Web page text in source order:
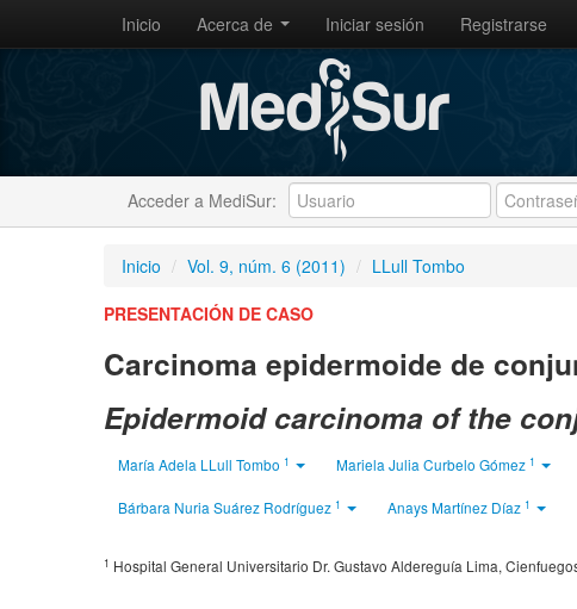
Inicio Acerca de Iniciar sesión Registrarse
Acceder a MediSur:
Inicio / Vol. 9, núm. 6 (2011) / LLull Tombo
PRESENTACIÓN DE CASO
Carcinoma epidermoide de
Epidermoid carcinoma of the
María Adela LLull Tombo 1 Mariela Julia Curbelo Gómez 1
Bárbara Nuria Suárez Rodríguez 1 Anays Martínez Díaz 1
1 Hospital General Universitario Dr. Gustavo Aldereguía Lima,